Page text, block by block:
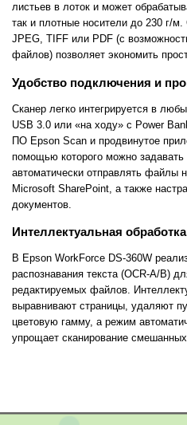
листьев в лоток и может
так и плотные носители до 230 г/
JPEG, TIFF или PDF (с
файлов) позволяет экономить
Удобство подключения и
Сканер легко интегрируется в
USB 3.0 или «на ходу» с Power
ПО Epson Scan и продвинутое
помощью которого можно задавать
автоматически отправлять файлы
Microsoft SharePoint, а также
документов.
Интеллектуальная
В Epson WorkForce DS-360W
распознавания текста (OCR-A/B)
редактируемых файлов.
выравнивают страницы, удаляют
цветовую гамму, а режим
упрощает сканирование